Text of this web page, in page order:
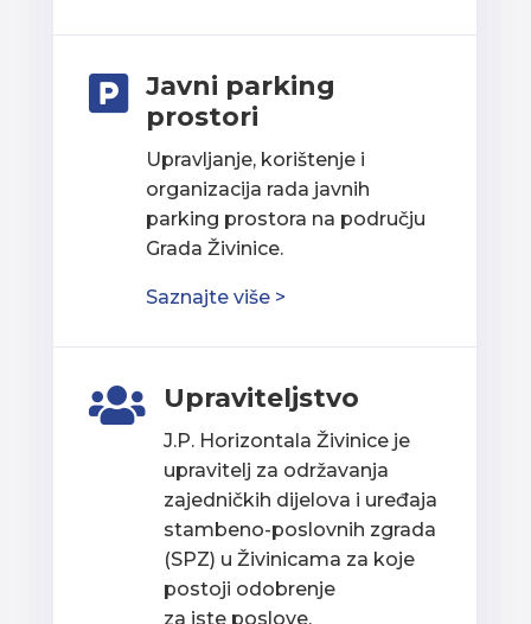

Javni parking
prostori
Upravljanje, korištenje i
organizacija rada javnih
parking prostora na području
Grada Živinice.
Saznajte više >
 Upraviteljstvo
J.P. Horizontala Živinice je
upravitelj za održavanja
zajedničkih dijelova i uređaja
stambeno-poslovnih zgrada
(SPZ) u Živinicama za koje
postoji odobrenje
za iste poslove.